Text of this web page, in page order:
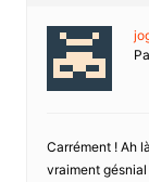
Carrément ! Ah
vraiment